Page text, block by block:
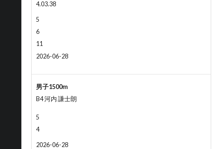
4.03.38
5
6
11
2026-06-28
男子1500m
B4 河内 謙士朗
5
4
2026-06-28